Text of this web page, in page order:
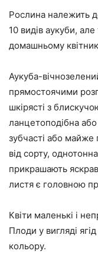
Рослина належить
10 видів аукуби,
домашньому
Аукуба-
прямостоячими
шкірясті з
ланцетоподібна
зубчасті або майже
від сорту,
прикрашають
листя є головною
Квіти маленькі і
Плоди у вигляді
кольору.